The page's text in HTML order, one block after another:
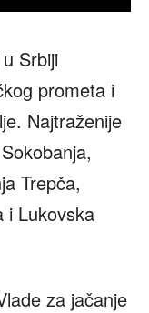
Srbiji
prometa i
Najtraženije
Trepča,
i Lukovska
za jačanje